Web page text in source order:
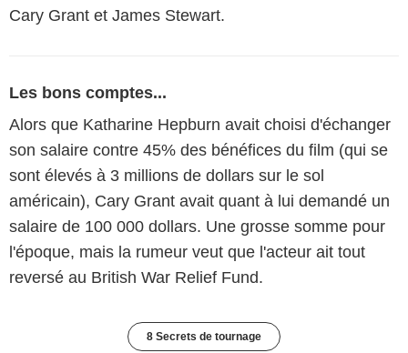
Cary Grant et James Stewart.
Les bons comptes...
Alors que Katharine Hepburn avait choisi d'échanger
son salaire contre 45% des bénéfices du film (qui se
sont élevés à 3 millions de dollars sur le sol
américain), Cary Grant avait quant à lui demandé un
salaire de 100 000 dollars. Une grosse somme pour
l'époque, mais la rumeur veut que l'acteur ait tout
reversé au British War Relief Fund.
8 Secrets de tournage